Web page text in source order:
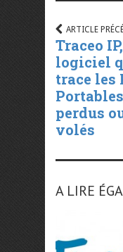
ARTICLE
Traceo
logiciel
trace les
Portables
perdus
volés
A LIRE